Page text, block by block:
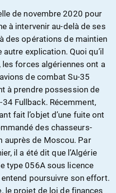
de novembre 2020 pour
à intervenir au-delà de ses
des opérations de maintien
explication. Quoi qu’il
forces algériennes ont a
de combat Su-35
à prendre possession de
Fullback. Récemment,
fait l’objet d’une fuite ont
des chasseurs-
auprès de Moscou. Par
il a été dit que l’Algérie
type 056A sous licence
poursuivre son effort.
le projet de loi de finances